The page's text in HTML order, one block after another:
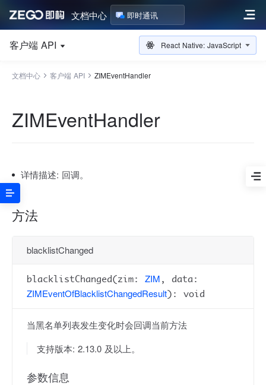
文档中心 即时通讯
客户端 API React Native: JavaScript
文档中心 客户端 API ZIMEventHandler
ZIMEventHandler
详情描述: 回调。
方法
blacklistChanged
blacklistChanged(zim: ZIM , data:
ZIMEventOfBlacklistChangedResult): void
当黑名单列表发生变化时会回调当前方法
支持版本: 2.13.0 及以上。
参数信息